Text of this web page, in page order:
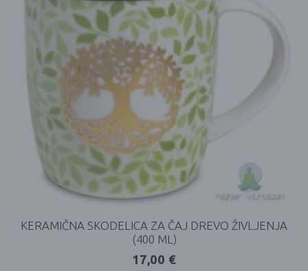
KERAMIČNA SKODELICA ZA ČAJ DREVO ŽIVLJENJA
(400 ML)
17,00 €